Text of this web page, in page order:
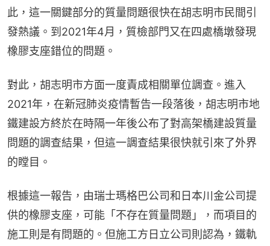
此，這一關鍵部分的質量問題很快在胡志明市民間引
發熱議。到2021年4月，質檢部門又在四處橋墩發現
橡膠支座錯位的問題。
對此，胡志明市方面一度責成相關單位調查。進入
2021年，在新冠肺炎疫情暫告一段落後，胡志明市地
鐵建設方終於在時隔一年後公布了對高架橋建設質量
問題的調查結果，但這一調查結果很快就引來了外界
的瞠目。
根據這一報告，由瑞士瑪格巴公司和日本川金公司提
供的橡膠支座，可能「不存在質量問題」，而項目的
施工則是有問題的。但施工方日立公司則認為，鐵軌